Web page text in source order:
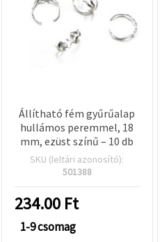
Állítható fém gyűrűalap
hullámos peremmel, 18
mm, ezüst színű – 10 db
SKU (leltári azonosító):
501388
234.00 Ft
1-9 csomag